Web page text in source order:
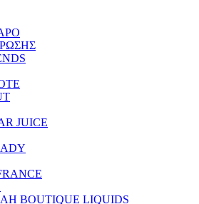
JUICE
BOUTIQUE LIQUIDS